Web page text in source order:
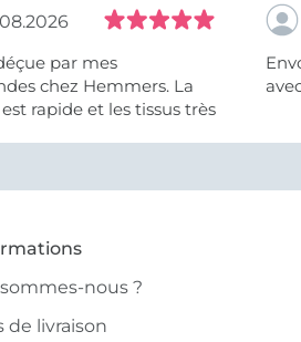
par mes
chez Hemmers. La
rapide et les tissus très
nous ?
de livraison